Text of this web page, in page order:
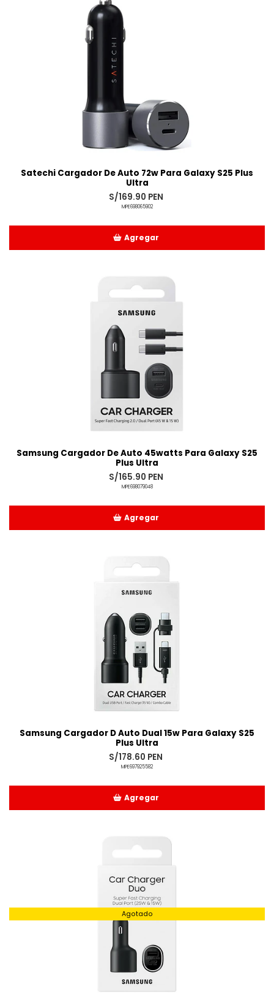
Satechi Cargador De Auto 72w Para Galaxy S25 Plus
Ultra
S/169.90 PEN
MPE698065902
Agregar
Samsung Cargador De Auto 45watts Para Galaxy S25
Plus Ultra
S/165.90 PEN
MPE698079048
Agregar
Samsung Cargador D Auto Dual 15w Para Galaxy S25
Plus Ultra
S/178.60 PEN
MPE697925582
Agregar
Agotado